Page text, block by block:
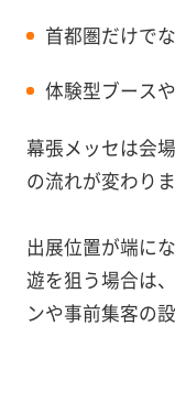
首都圏だけで
体験型ブース
幕張メッセは会
の流れが変わりま
出展位置が端に
遊を狙う場合は
ンや事前集客の